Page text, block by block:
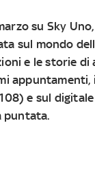
su Sky
sul mondo
e le storie di
appuntamenti,
e sul
puntata.